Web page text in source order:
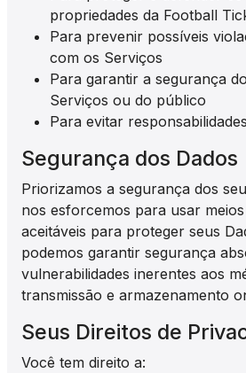
propriedades da Football
Para prevenir possíveis
com os Serviços
Para garantir a segurança
Serviços ou do público
Para evitar
Segurança dos Dados
Priorizamos a segurança dos
nos esforcemos para usar
aceitáveis para proteger seus
podemos garantir segurança
vulnerabilidades inerentes aos
transmissão e armazenamento
Seus Direitos de
Você tem direito a: